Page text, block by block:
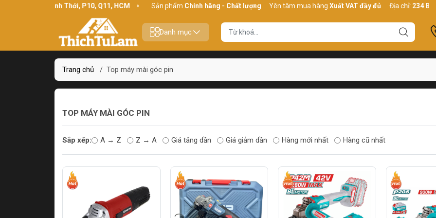
234 Bình Thới, P10, Q11, HCM Sản phẩmChính hãng - Chất lượng Yên tâm mua hàngXuất VAT đầy đủ Địa chỉ:234 Bình
Danh mục
Trang chủ / Top máy mài góc pin
TOP MÁY MÀI GÓC PIN
Sắp xếp: A → Z Z → A Giá tăng dần Giá giảm dần Hàng mới nhất Hàng cũ nhất